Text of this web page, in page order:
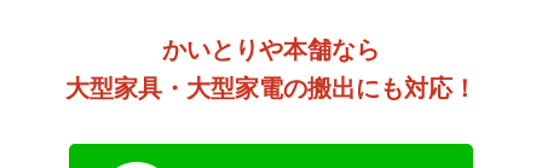
かいとりや本舗なら
大型家具・大型家電の搬出にも対応！